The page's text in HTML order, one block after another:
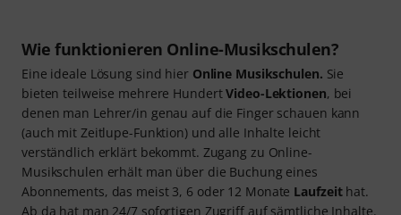
Wie funktionieren Online-Musikschulen?
Eine ideale Lösung sind hier Online Musikschulen. Sie
bieten teilweise mehrere HundertVideo-Lektionen, bei
denen man Lehrer/in genau auf die Finger schauen kann
(auch mit Zeitlupe-Funktion) und alle Inhalte leicht
verständlich erklärt bekommt. Zugang zu Online-
Musikschulen erhält man über die Buchung eines
Abonnements, das meist 3, 6 oder 12 Monate Laufzeithat.
Ab da hat man 24/7 sofortigen Zugriff auf sämtliche Inhalte.